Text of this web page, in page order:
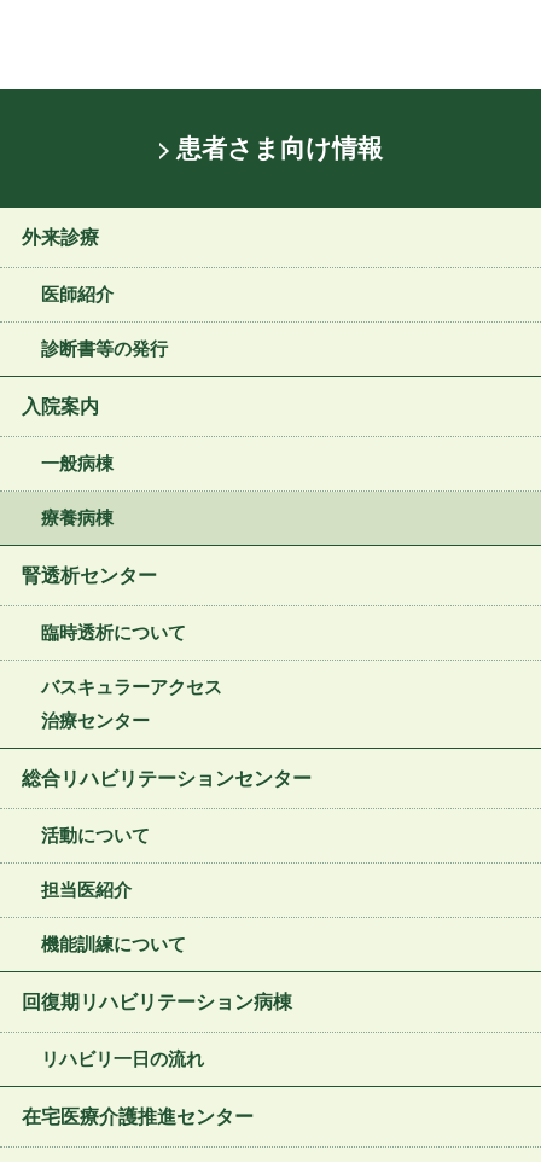
患者さま向け情報
外来診療
医師紹介
診断書等の発行
入院案内
一般病棟
療養病棟
腎透析センター
臨時透析について
バスキュラーアクセス
治療センター
総合リハビリテーションセンター
活動について
担当医紹介
機能訓練について
回復期リハビリテーション病棟
リハビリ一日の流れ
在宅医療介護推進センター